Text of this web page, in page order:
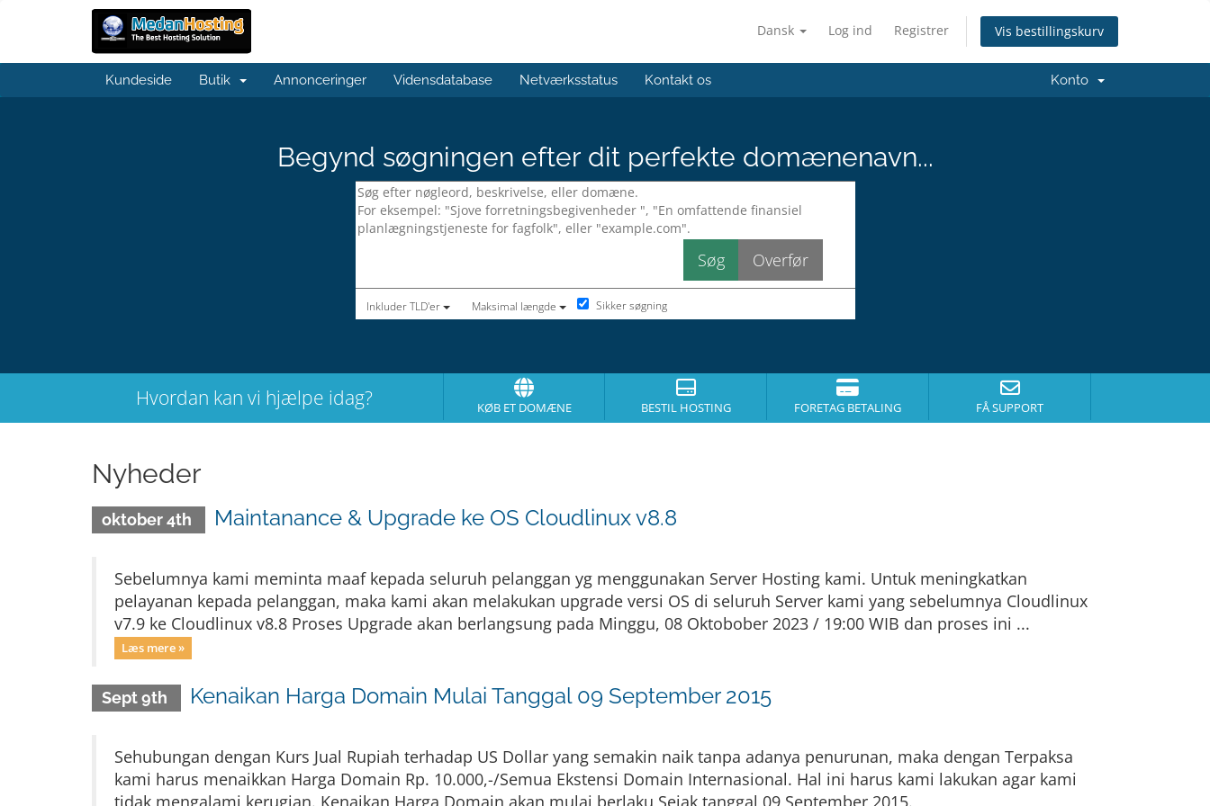
Dansk Log ind Registrer Vis bestillingskurv
Kundeside Butik Annonceringer Vidensdatabase Netværksstatus Kontakt os Konto
Begynd søgningen efter dit perfekte domænenavn...
Inkluder TLD'er Maksimal længde Sikker søgning
Hvordan kan vi hjælpe idag? KØB ET DOMÆNE BESTIL HOSTING FORETAG BETALING FÅ SUPPORT
Nyheder
oktober 4th Maintanance & Upgrade ke OS Cloudlinux v8.8
Sebelumnya kami meminta maaf kepada seluruh pelanggan yg menggunakan Server Hosting kami. Untuk meningkatkan
pelayanan kepada pelanggan, maka kami akan melakukan upgrade versi OS di seluruh Server kami yang sebelumnya Cloudlinux
v7.9 ke Cloudlinux v8.8 Proses Upgrade akan berlangsung pada Minggu, 08 Oktobober 2023 / 19:00 WIB dan proses ini ...
Læs mere »
Sept 9th Kenaikan Harga Domain Mulai Tanggal 09 September 2015
Sehubungan dengan Kurs Jual Rupiah terhadap US Dollar yang semakin naik tanpa adanya penurunan, maka dengan Terpaksa
kami harus menaikkan Harga Domain Rp. 10.000,-/Semua Ekstensi Domain Internasional. Hal ini harus kami lakukan agar kami
tidak mengalami kerugian. Kenaikan Harga Domain akan mulai berlaku Sejak tanggal 09 September 2015.